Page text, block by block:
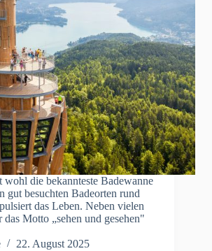
wohl die bekannteste Badewanne
gut besuchten Badeorten rund
das Leben. Neben vielen
Motto „sehen und gesehen"
22. August 2025